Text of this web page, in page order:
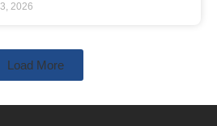
2026
Load More